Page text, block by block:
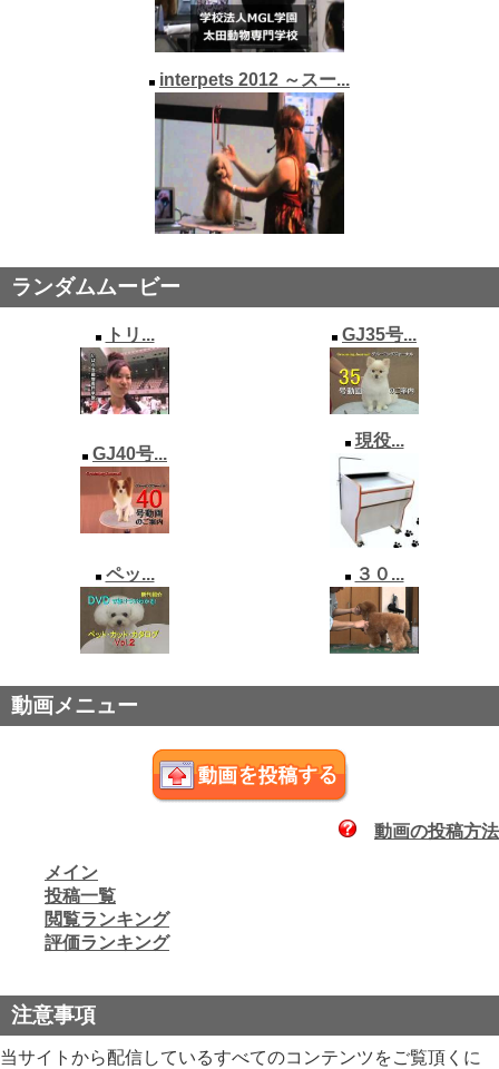
interpets 2012 ～スー...
ランダムムービー
トリ... GJ35号...
GJ40号...
現役...
ペッ... ３０...
動画メニュー
動画の投稿方法
メイン
投稿一覧
閲覧ランキング
評価ランキング
注意事項
当サイトから配信しているすべてのコンテンツをご覧頂くに